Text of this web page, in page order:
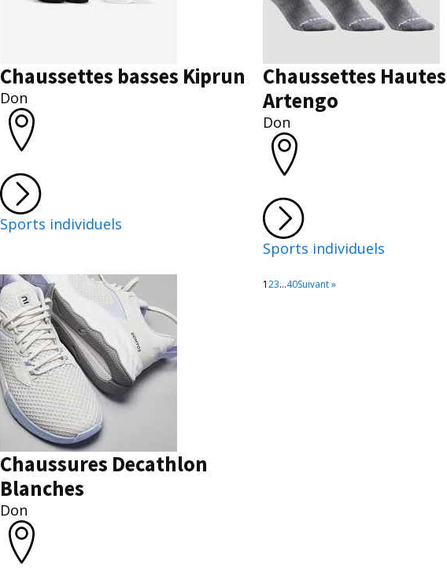
Chaussettes basses Kiprun
Don
Sports individuels
Chaussettes Hautes
Artengo
Don
Sports individuels
Chaussures Decathlon
Blanches
Don
123…40Suivant »